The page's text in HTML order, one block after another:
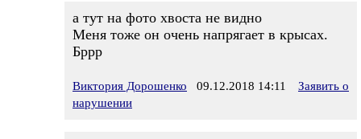
а тут на фото хвоста не видно
Меня тоже он очень напрягает в крысах.
Бррр
Виктория Дорошенко 09.12.2018 14:11
Заявить о
нарушении